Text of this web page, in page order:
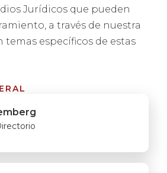
Jurídicos que pueden
a través de nuestra
temas específicos de estas